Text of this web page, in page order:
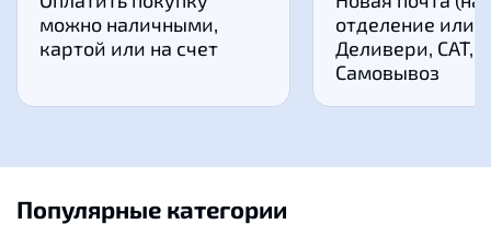
можно наличными,
картой или на счет
отделение или
Деливери, САТ,
Самовывоз
Популярные категории